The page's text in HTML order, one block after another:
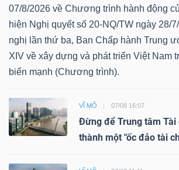
07/8/2026 về Chương trình hành động
hiện Nghị quyết số 20-NQ/TW ngày 28/
nghị lần thứ ba, Ban Chấp hành Trung
XIV về xây dựng và phát triển Việt Nam
biển mạnh (Chương trình).
VĨ MÔ 07/08 16:07
Đừng để Trung tâm Tài
thành một "ốc đảo tài